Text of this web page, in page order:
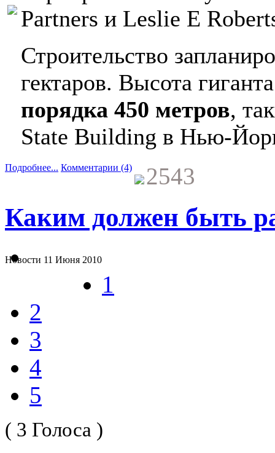
Partners и Leslie E
Строительство
гектаров. Высота
порядка 450 метров,
State Building в Нью-
Подробнее... Комментарии (4) 2543
Каким должен быть
Новости 11 Июня 2010
1
2
3
4
5
( 3 Голоса )